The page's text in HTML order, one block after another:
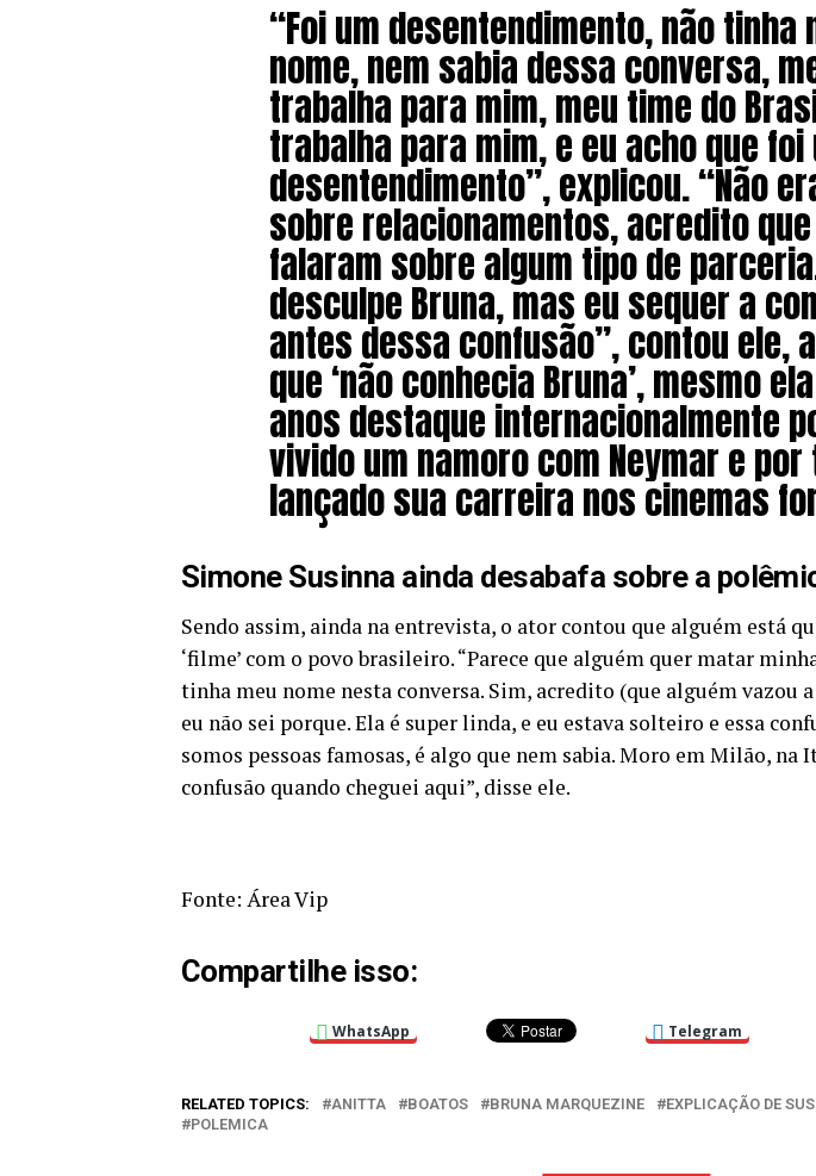
“Foi um desentendimento, não tinha
nome, nem sabia dessa conversa,
trabalha para mim, meu time do
trabalha para mim, e eu acho que
desentendimento”, explicou. “Não
sobre relacionamentos, acredito
falaram sobre algum tipo de
desculpe Bruna, mas eu sequer a
antes dessa confusão”, contou ele,
que ‘não conhecia Bruna’, mesmo
anos destaque internacionalmente
vivido um namoro com Neymar e
lançado sua carreira nos cinemas
Simone Susinna ainda desabafa sobre a
Sendo assim, ainda na entrevista, o ator contou que alguém está
‘filme’ com o povo brasileiro. “Parece que alguém quer matar
tinha meu nome nesta conversa. Sim, acredito (que alguém vazou
eu não sei porque. Ela é super linda, e eu estava solteiro e essa
somos pessoas famosas, é algo que nem sabia. Moro em Milão, na
confusão quando cheguei aqui”, disse ele.
Fonte: Área Vip
Compartilhe isso:
WhatsApp Telegram
RELATED TOPICS: ANITTA BOATOS BRUNA MARQUEZINE EXPLICAÇÃO DE
POLEMICA